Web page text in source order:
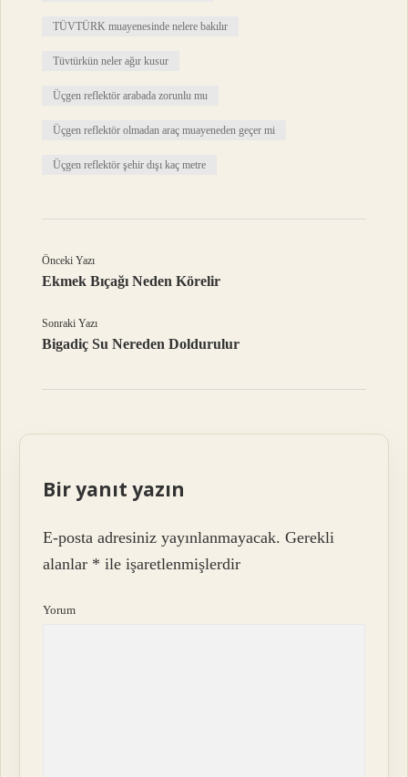
TÜVTÜRK muayenesinde nelere bakılır
Tüvtürkün neler ağır kusur
Üçgen reflektör arabada zorunlu mu
Üçgen reflektör olmadan araç muayeneden geçer mi
Üçgen reflektör şehir dışı kaç metre
Önceki Yazı
Ekmek Bıçağı Neden Körelir
Sonraki Yazı
Bigadiç Su Nereden Doldurulur
Bir yanıt yazın
E-posta adresiniz yayınlanmayacak. Gerekli
alanlar * ile işaretlenmişlerdir
Yorum